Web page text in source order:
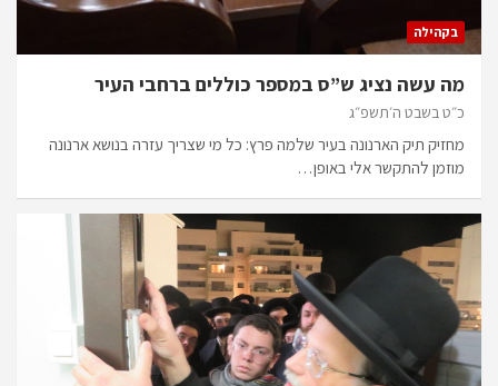
בקהילה
מה עשה נציג ש”ס במספר כוללים ברחבי העיר
כ״ט בשבט ה׳תשפ״ג
מחזיק תיק הארנונה בעיר שלמה פרץ: כל מי שצריך עזרה בנושא ארנונה
מוזמן להתקשר אלי באופן…